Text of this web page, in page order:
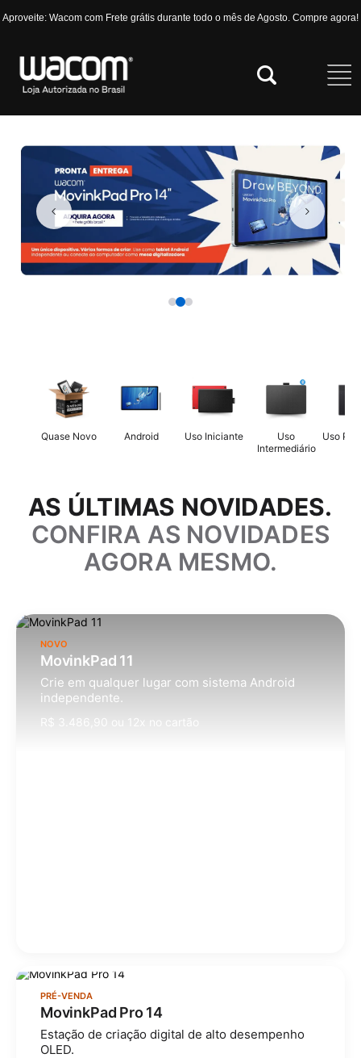
Aproveite: Wacom com Frete grátis durante todo o mês de Agosto. Compre agora!
Quase Novo Android Uso Iniciante
Uso
Intermediário
Uso
AS ÚLTIMAS NOVIDADES.
CONFIRA AS NOVIDADES
AGORA MESMO.
NOVO
MovinkPad 11
Crie em qualquer lugar com sistema Android
independente.
R$ 3.486,90 ou 12x no cartão
PRÉ-VENDA
MovinkPad Pro 14
Estação de criação digital de alto desempenho
OLED.